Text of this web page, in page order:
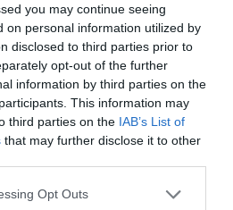
you may continue seeing
on personal information utilized by
disclosed to third parties prior to
opt-out of the further
information by third parties on the
This information may
third parties on the IAB’s List of
that may further disclose it to other
app uses one or more Google
Opt Outs
ΔΙΑΦΗΜΙΣΗ